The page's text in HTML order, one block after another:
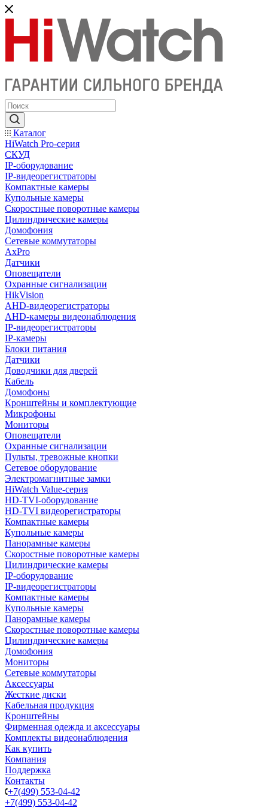
Каталог
HiWatch Pro-серия
CКУД
IP-оборудование
IP-видеорегистраторы
Компактные камеры
Купольные камеры
Скоростные поворотные камеры
Цилиндрические камеры
Домофония
Сетевые коммутаторы
AxPro
Датчики
Оповещатели
Охранные сигнализации
HikVision
AHD-видеорегистраторы
AHD-камеры видеонаблюдения
IP-видеорегистраторы
IP-камеры
Блоки питания
Датчики
Доводчики для дверей
Кабель
Домофоны
Кронштейны и комплектующие
Микрофоны
Мониторы
Оповещатели
Охранные сигнализации
Пульты, тревожные кнопки
Сетевое оборудование
Электромагнитные замки
HiWatch Value-серия
HD-TVI-оборудование
HD-TVI видеорегистраторы
Компактные камеры
Купольные камеры
Панорамные камеры
Скоростные поворотные камеры
Цилиндрические камеры
IP-оборудование
IP-видеорегистраторы
Компактные камеры
Купольные камеры
Панорамные камеры
Скоростные поворотные камеры
Цилиндрические камеры
Домофония
Мониторы
Сетевые коммутаторы
Аксессуары
Жесткие диски
Кабельная продукция
Кронштейны
Фирменная одежда и аксессуары
Комплекты видеонаблюдения
Как купить
Компания
Поддержка
Контакты
+7(499) 553-04-42
+7(499) 553-04-42